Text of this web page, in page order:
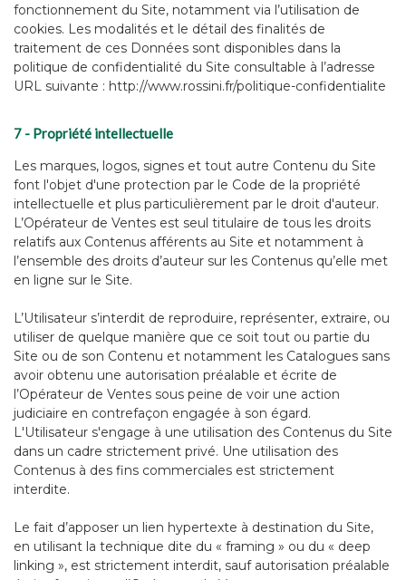
fonctionnement du Site, notamment via l’utilisation de
cookies. Les modalités et le détail des finalités de
traitement de ces Données sont disponibles dans la
politique de confidentialité du Site consultable à l’adresse
URL suivante : http://www.rossini.fr/politique-confidentialite
7 - Propriété intellectuelle
Les marques, logos, signes et tout autre Contenu du Site
font l'objet d'une protection par le Code de la propriété
intellectuelle et plus particulièrement par le droit d'auteur.
L’Opérateur de Ventes est seul titulaire de tous les droits
relatifs aux Contenus afférents au Site et notamment à
l’ensemble des droits d’auteur sur les Contenus qu’elle met
en ligne sur le Site.
L’Utilisateur s’interdit de reproduire, représenter, extraire, ou
utiliser de quelque manière que ce soit tout ou partie du
Site ou de son Contenu et notamment les Catalogues sans
avoir obtenu une autorisation préalable et écrite de
l’Opérateur de Ventes sous peine de voir une action
judiciaire en contrefaçon engagée à son égard.
L'Utilisateur s'engage à une utilisation des Contenus du Site
dans un cadre strictement privé. Une utilisation des
Contenus à des fins commerciales est strictement
interdite.
Le fait d’apposer un lien hypertexte à destination du Site,
en utilisant la technique dite du « framing » ou du « deep
linking », est strictement interdit, sauf autorisation préalable